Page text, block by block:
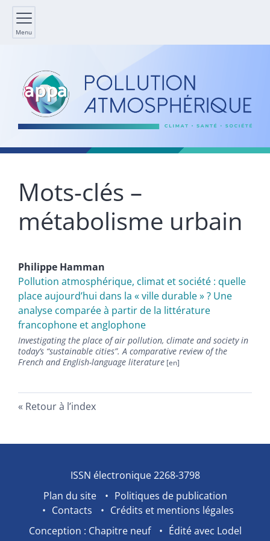
Menu
Mots-clés –
métabolisme urbain
Philippe Hamman
Pollution atmosphérique, climat et société : quelle
place aujourd’hui dans la « ville durable » ? Une
analyse comparée à partir de la littérature
francophone et anglophone
Investigating the place of air pollution, climate and society in
today’s “sustainable cities”. A comparative review of the
French and English-language literature
Retour à l’index
ISSN électronique 2268-3798
Plan du site
Politiques de publication
Contacts
Crédits et mentions légales
Conception : Chapitre neuf
Édité avec Lodel